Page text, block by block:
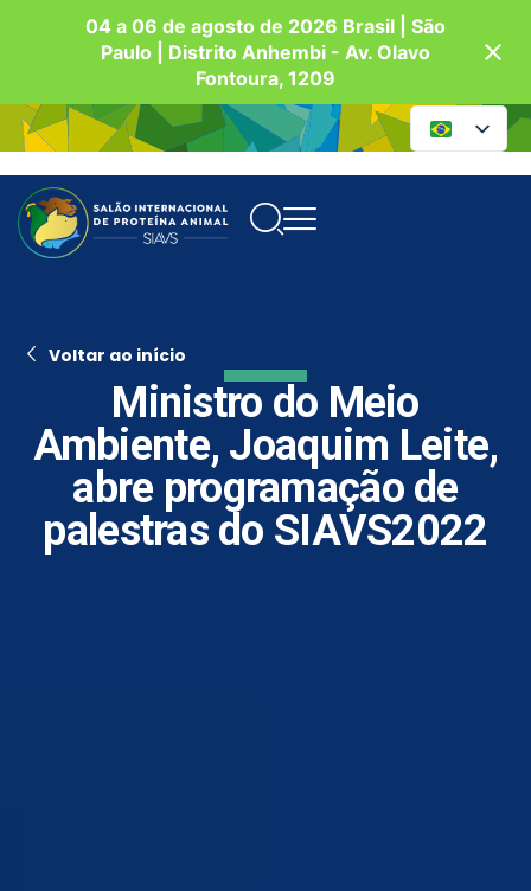
04 a 06 de agosto de 2026 Brasil | São
Paulo | Distrito Anhembi - Av. Olavo
Fontoura, 1209
Voltar ao início
Ministro do Meio
Ambiente, Joaquim Leite,
abre programação de
palestras do SIAVS2022